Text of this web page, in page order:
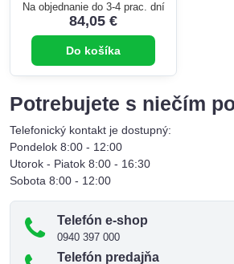
Na objednanie do 3-4 prac. dní
84,05 €
Do košíka
Potrebujete s niečím
Telefonický kontakt je dostupný:
Pondelok 8:00 - 12:00
Utorok - Piatok 8:00 - 16:30
Sobota 8:00 - 12:00
Telefón e-shop
0940 397 000
Telefón predajňa